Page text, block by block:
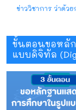
ข่าววิชาการ ว่าด้ว
ขั้นตอนขอหลั
แบบดิจิทัล